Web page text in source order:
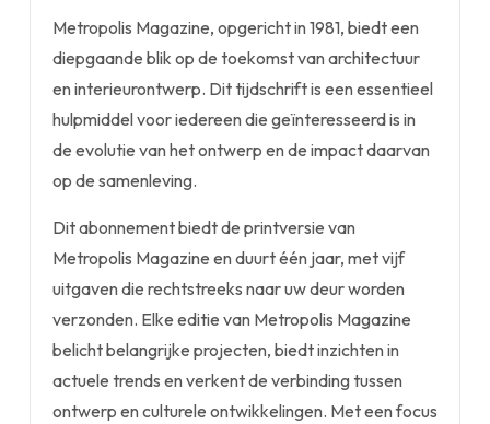
Metropolis Magazine, opgericht in 1981, biedt een
diepgaande blik op de toekomst van architectuur
en interieurontwerp. Dit tijdschrift is een essentieel
hulpmiddel voor iedereen die geïnteresseerd is in
de evolutie van het ontwerp en de impact daarvan
op de samenleving.
Dit abonnement biedt de printversie van
Metropolis Magazine en duurt één jaar, met vijf
uitgaven die rechtstreeks naar uw deur worden
verzonden. Elke editie van Metropolis Magazine
belicht belangrijke projecten, biedt inzichten in
actuele trends en verkent de verbinding tussen
ontwerp en culturele ontwikkelingen. Met een focus